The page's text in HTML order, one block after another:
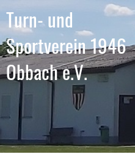
Turn- und
Sportverein 1946
Obbach e.V.